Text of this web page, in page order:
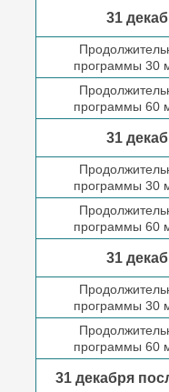
31
программы 30
программы 60
31
программы 30
программы 60
31
программы 30
программы 60
31 декабря